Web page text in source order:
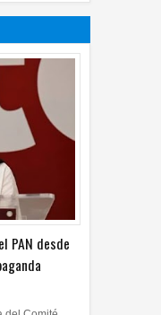
PAN desde